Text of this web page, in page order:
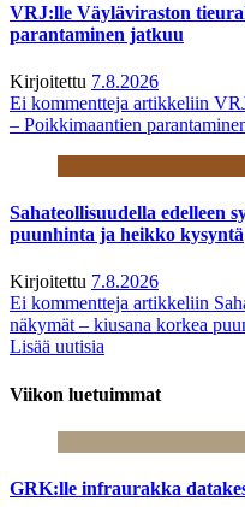
VRJ:lle Väyläviraston
parantaminen jatkuu
Kirjoitettu 7.8.2026
Ei kommentteja artikkeliin
– Poikkimaantien
Sahateollisuudella edelleen
puunhinta ja heikko kysyntä
Kirjoitettu 7.8.2026
Ei kommentteja artikkeliin
näkymät – kiusana korkea
Lisää uutisia
Viikon luetuimmat
GRK:lle infraurakka